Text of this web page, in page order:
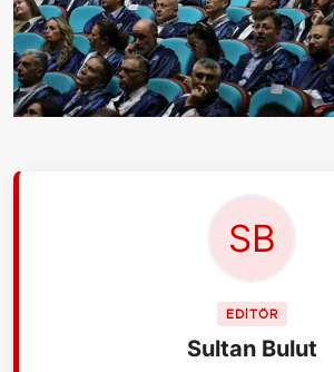
EDİTÖR
Sultan Bulut